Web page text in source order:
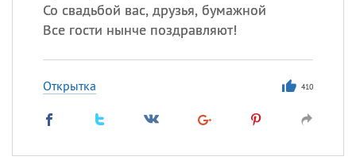
Со свадьбой вас, друзья, бумажной
Все гости нынче поздравляют!
Открытка 410